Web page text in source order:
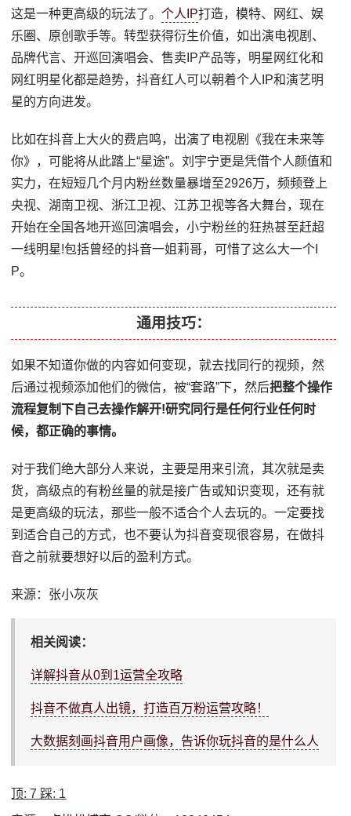
这是一种更高级的玩法了。个人IP打造，模特、网红、娱
乐圈、原创歌手等。转型获得衍生价值，如出演电视剧、
品牌代言、开巡回演唱会、售卖IP产品等，明星网红化和
网红明星化都是趋势，抖音红人可以朝着个人IP和演艺明
星的方向进发。
比如在抖音上大火的费启鸣，出演了电视剧《我在未来等
你》，可能将从此踏上“星途”。刘宇宁更是凭借个人颜值和
实力，在短短几个月内粉丝数量暴增至2926万，频频登上
央视、湖南卫视、浙江卫视、江苏卫视等各大舞台，现在
开始在全国各地开巡回演唱会，小宁粉丝的狂热甚至赶超
一线明星!包括曾经的抖音一姐莉哥，可惜了这么大一个I
P。
通用技巧：
如果不知道你做的内容如何变现，就去找同行的视频，然
后通过视频添加他们的微信，被“套路”下，然后把整个操作
流程复制下自己去操作解开!研究同行是任何行业任何时
候，都正确的事情。
对于我们绝大部分人来说，主要是用来引流，其次就是卖
货，高级点的有粉丝量的就是接广告或知识变现，还有就
是更高级的玩法，那些一般不适合个人去玩的。一定要找
到适合自己的方式，也不要认为抖音变现很容易，在做抖
音之前就要想好以后的盈利方式。
来源：张小灰灰
相关阅读：
详解抖音从0到1运营全攻略
抖音不做真人出镜，打造百万粉运营攻略！
大数据刻画抖音用户画像，告诉你玩抖音的是什么人
顶:7 踩: 1